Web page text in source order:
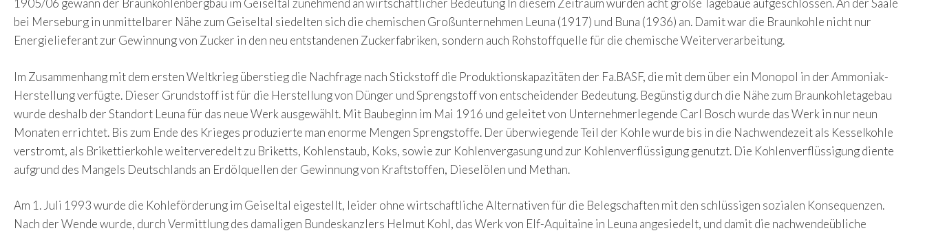
1905/06 gewann der Braunkohlenbergbau im Geiseltal zunehmend an wirtschaftlicher Bedeutung In diesem Zeitraum wurden acht große Tagebaue aufgeschlossen. An der Saale
bei Merseburg in unmittelbarer Nähe zum Geiseltal siedelten sich die chemischen Großunternehmen Leuna (1917) und Buna (1936) an. Damit war die Braunkohle nicht nur
Energielieferant zur Gewinnung von Zucker in den neu entstandenen Zuckerfabriken, sondern auch Rohstoffquelle für die chemische Weiterverarbeitung.
Im Zusammenhang mit dem ersten Weltkrieg überstieg die Nachfrage nach Stickstoff die Produktionskapazitäten der Fa.BASF, die mit dem über ein Monopol in der Ammoniak-
Herstellung verfügte. Dieser Grundstoff ist für die Herstellung von Dünger und Sprengstoff von entscheidender Bedeutung. Begünstig durch die Nähe zum Braunkohletagebau
wurde deshalb der Standort Leuna für das neue Werk ausgewählt. Mit Baubeginn im Mai 1916 und geleitet von Unternehmerlegende Carl Bosch wurde das Werk in nur neun
Monaten errichtet. Bis zum Ende des Krieges produzierte man enorme Mengen Sprengstoffe. Der überwiegende Teil der Kohle wurde bis in die Nachwendezeit als Kesselkohle
verstromt, als Brikettierkohle weiterveredelt zu Briketts, Kohlenstaub, Koks, sowie zur Kohlenvergasung und zur Kohlenverflüssigung genutzt. Die Kohlenverflüssigung diente
aufgrund des Mangels Deutschlands an Erdölquellen der Gewinnung von Kraftstoffen, Dieselölen und Methan.
Am 1. Juli 1993 wurde die Kohleförderung im Geiseltal eigestellt, leider ohne wirtschaftliche Alternativen für die Belegschaften mit den schlüssigen sozialen Konsequenzen.
Nach der Wende wurde, durch Vermittlung des damaligen Bundeskanzlers Helmut Kohl, das Werk von Elf-Aquitaine in Leuna angesiedelt, und damit die nachwendeübliche